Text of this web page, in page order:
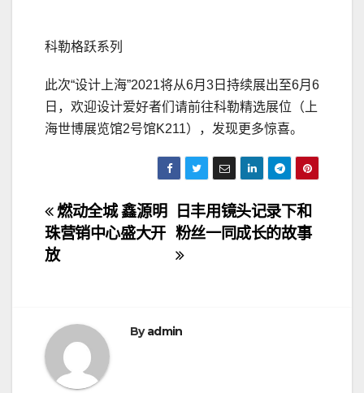
科勒格跃系列
此次“设计上海”2021将从6月3日持续展出至6月6
日，欢迎设计爱好者们请前往科勒精选展位（上
海世博展览馆2号馆K211），发现更多惊喜。
文
章
航
日丰用镜头记录下和
粉丝一同成长的故事
燃动全城 鑫源明
珠营销中心盛大开
放
Byadmin